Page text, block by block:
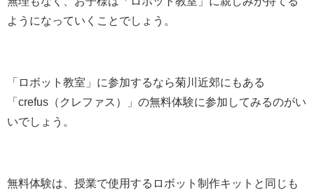
ようになっていくことでしょう。
「ロボット教室」に参加するなら菊川近郊にもある
「crefus（クレファス）」の無料体験に参加してみるのがい
いでしょう。
無料体験は、授業で使用するロボット制作キットと同じも